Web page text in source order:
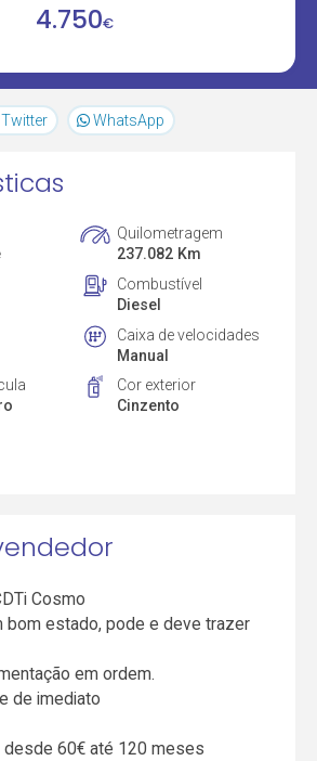
4.750€
Twitter WhatsApp
Quilometragem
237.082 Km
Combustível
Diesel
Caixa de velocidades
Manual
Cor exterior
Cinzento
Cosmo
bom estado, pode e deve trazer
em ordem.
de imediato
desde 60€ até 120 meses